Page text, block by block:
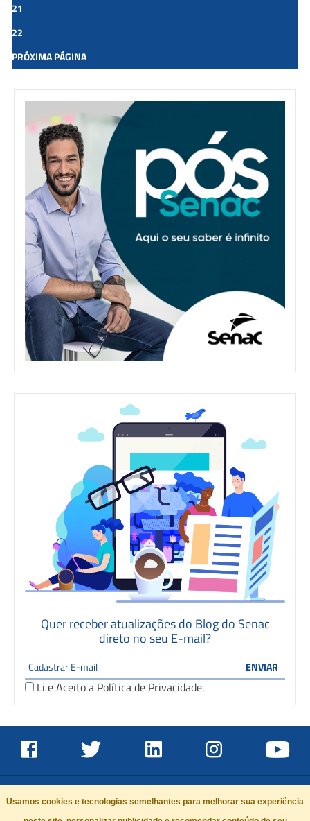
21
22
PRÓXIMA PÁGINA
Quer receber atualizações do Blog do Senac
direto no seu E-mail?
Li e Aceito a Política de Privacidade.
Usamos cookies e tecnologias semelhantes para melhorar sua experiência